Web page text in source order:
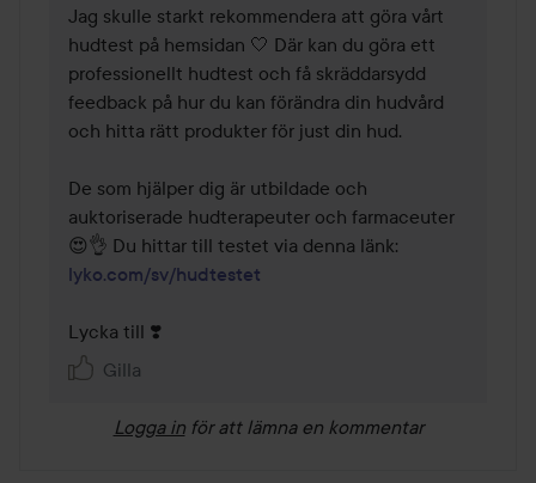
Jag skulle starkt rekommendera att göra vårt
hudtest på hemsidan 🤍 Där kan du göra ett
professionellt hudtest och få skräddarsydd
feedback på hur du kan förändra din hudvård
och hitta rätt produkter för just din hud.
De som hjälper dig är utbildade och
auktoriserade hudterapeuter och farmaceuter
lyko.com/sv/hudtestet
Lycka till ❣️
Gilla
Logga in för att lämna en kommentar